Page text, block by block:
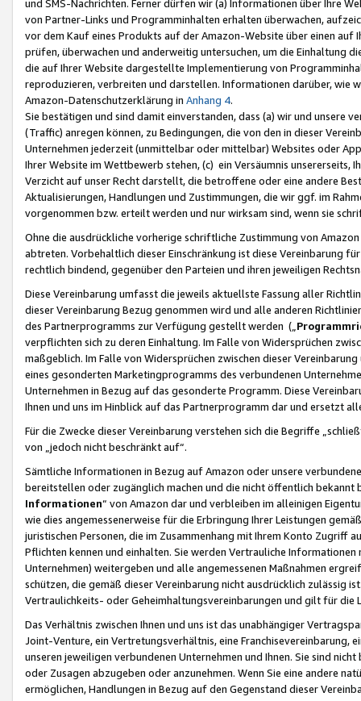
und SMS-Nachrichten. Ferner dürfen wir (a) Informationen über Ihre
von Partner-Links und Programminhalten erhalten überwachen,
vor dem Kauf eines Produkts auf der Amazon-Website über einen
prüfen, überwachen und anderweitig untersuchen, um die Einhaltung
die auf Ihrer Website dargestellte Implementierung von
reproduzieren, verbreiten und darstellen. Informationen darüber, wie
Amazon-Datenschutzerklärung in Anhang 4.
Sie bestätigen und sind damit einverstanden, dass (a) wir und
(Traffic) anregen können, zu Bedingungen, die von den in dieser
Unternehmen jederzeit (unmittelbar oder mittelbar) Websites oder
Ihrer Website im Wettbewerb stehen, (c) ein Versäumnis unsererseits,
Verzicht auf unser Recht darstellt, die betroffene oder eine andere
Aktualisierungen, Handlungen und Zustimmungen, die wir ggf. im
vorgenommen bzw. erteilt werden und nur wirksam sind, wenn sie
Ohne die ausdrückliche vorherige schriftliche Zustimmung von
abtreten. Vorbehaltlich dieser Einschränkung ist diese Vereinbarung
rechtlich bindend, gegenüber den Parteien und ihren jeweiligen
Diese Vereinbarung umfasst die jeweils aktuellste Fassung aller
dieser Vereinbarung Bezug genommen wird und alle anderen
des Partnerprogramms zur Verfügung gestellt werden („
verpflichten sich zu deren Einhaltung. Im Falle von Widersprüchen
maßgeblich. Im Falle von Widersprüchen zwischen dieser
eines gesonderten Marketingprogramms des verbundenen
Unternehmen in Bezug auf das gesonderte Programm. Diese
Ihnen und uns im Hinblick auf das Partnerprogramm dar und ersetzt
Für die Zwecke dieser Vereinbarung verstehen sich die Begriffe
von „jedoch nicht beschränkt auf“.
Sämtliche Informationen in Bezug auf Amazon oder unsere
bereitstellen oder zugänglich machen und die nicht öffentlich
Informationen“ von Amazon dar und verbleiben im alleinigen
wie dies angemessenerweise für die Erbringung Ihrer Leistungen
juristischen Personen, die im Zusammenhang mit Ihrem Konto
Pflichten kennen und einhalten. Sie werden Vertrauliche
Unternehmen) weitergeben und alle angemessenen Maßnahmen
schützen, die gemäß dieser Vereinbarung nicht ausdrücklich zulässig
Vertraulichkeits- oder Geheimhaltungsvereinbarungen und gilt für die
Das Verhältnis zwischen Ihnen und uns ist das unabhängiger
Joint-Venture, ein Vertretungsverhältnis, eine Franchisevereinbarung,
unseren jeweiligen verbundenen Unternehmen und Ihnen. Sie sind
oder Zusagen abzugeben oder anzunehmen. Wenn Sie eine andere
ermöglichen, Handlungen in Bezug auf den Gegenstand dieser